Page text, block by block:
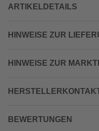
ARTIKELDETAILS
HINWEISE ZUR
HINWEISE ZUR
BEWERTUNGEN